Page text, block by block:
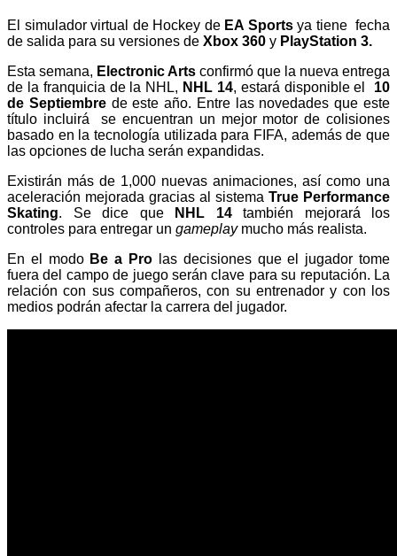
El simulador virtual de Hockey de EA Sportsya tiene fecha
de salida para su versiones de Xbox 360 y PlayStation 3.
Esta semana, Electronic Arts confirmó que la nueva entrega
de la franquicia de la NHL, NHL 14, estará disponible el 10
de Septiembrede este año. Entre las novedades que este
título incluirá se encuentran un mejor motor de colisiones
basado en la tecnología utilizada para FIFA, además de que
las opciones de lucha serán expandidas.
Existirán más de 1,000 nuevas animaciones, así como una
aceleración mejorada gracias al sistema True Performance
Skating. Se dice que NHL 14también mejorará los
controles para entregar un gameplaymucho más realista.
En el modoBe a Pro las decisiones que el jugador tome
fuera del campo de juego serán clave para su reputación. La
relación con sus compañeros, con su entrenador y con los
medios podrán afectar la carrera del jugador.